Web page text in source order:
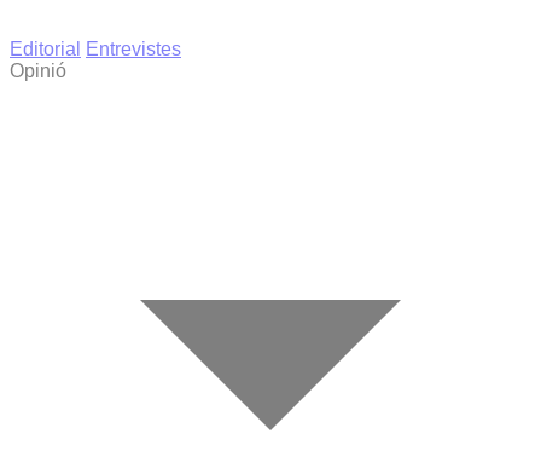
Editorial
Entrevistes
Opinió